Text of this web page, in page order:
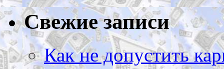
Свежие записи
Как не допустить